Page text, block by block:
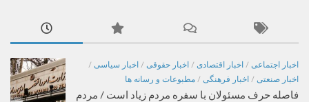
اخبار اجتماعی / اخبار اقتصادی / اخبار حقوقی / اخبار سیاسی /
اخبار صنعتی / اخبار فرهنگی / مطبوعات و رسانه ها
فاصله حرف مسئولان با سفره مردم زیاد است / مردم